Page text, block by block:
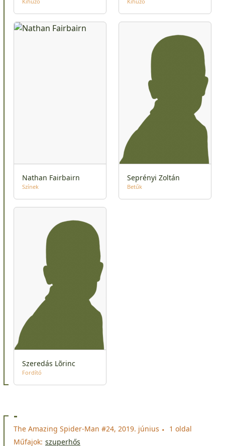
Nathan Fairbairn
Színek
Seprényi Zoltán
Betűk
Szeredás Lõrinc
Fordító
-
The Amazing Spider-Man #24, 2019. június
1 oldal
Műfajok: szuperhős